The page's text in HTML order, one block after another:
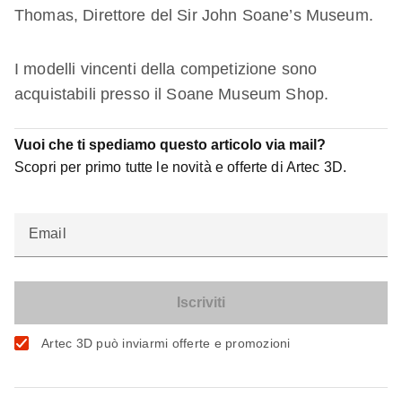
Thomas, Direttore del Sir John Soane’s Museum.
I modelli vincenti della competizione sono
acquistabili presso il Soane Museum Shop.
Vuoi che ti spediamo questo articolo via mail?
Scopri per primo tutte le novità e offerte di Artec 3D.
Email
Artec 3D può inviarmi offerte e promozioni